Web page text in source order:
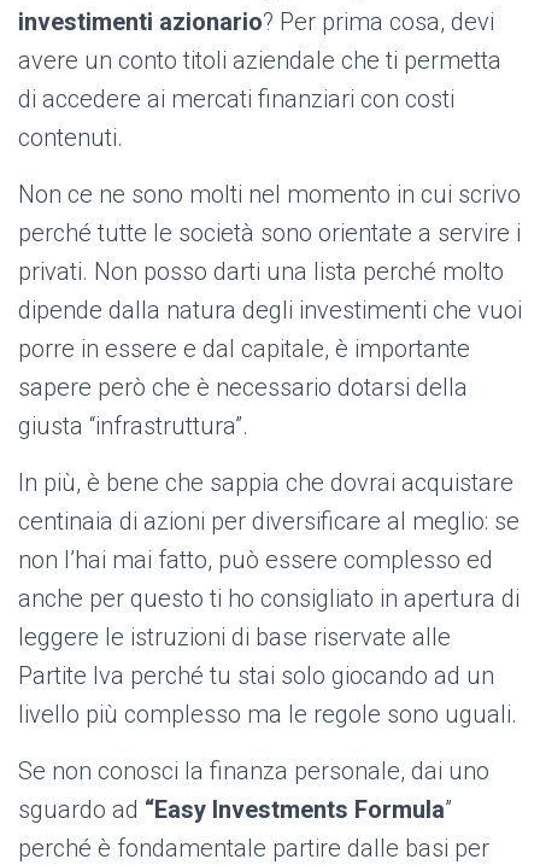
investimenti azionario? Per prima cosa, devi
avere un conto titoli aziendale che ti permetta
di accedere ai mercati finanziari con costi
contenuti.
Non ce ne sono molti nel momento in cui scrivo
perché tutte le società sono orientate a servire i
privati. Non posso darti una lista perché molto
dipende dalla natura degli investimenti che vuoi
porre in essere e dal capitale, è importante
sapere però che è necessario dotarsi della
giusta “infrastruttura”.
In più, è bene che sappia che dovrai acquistare
centinaia di azioni per diversificare al meglio: se
non l’hai mai fatto, può essere complesso ed
anche per questo ti ho consigliato in apertura di
leggere le istruzioni di base riservate alle
Partite Iva perché tu stai solo giocando ad un
livello più complesso ma le regole sono uguali.
Se non conosci la finanza personale, dai uno
sguardo ad “Easy Investments Formula”
perché è fondamentale partire dalle basi per